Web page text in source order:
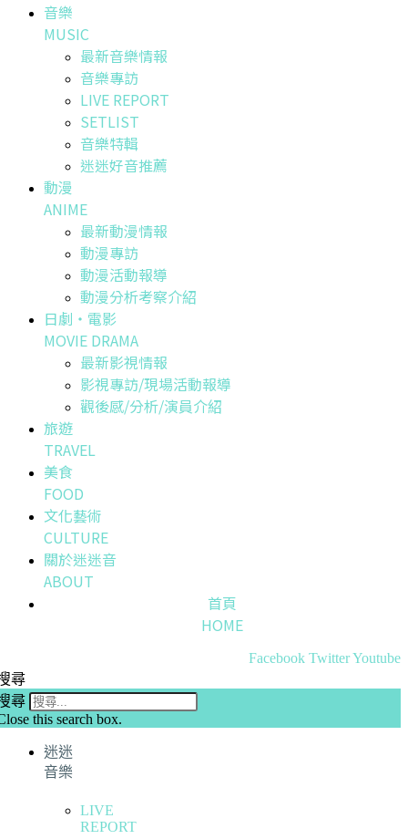
音樂
MUSIC
最新音樂情報
音樂專訪
LIVE REPORT
SETLIST
音樂特輯
迷迷好音推薦
動漫
ANIME
最新動漫情報
動漫專訪
動漫活動報導
動漫分析考察介紹
日劇・電影
MOVIE DRAMA
最新影視情報
影視專訪/現場活動報導
觀後感/分析/演員介紹
旅遊
TRAVEL
美食
FOOD
文化藝術
CULTURE
關於迷迷音
ABOUT
首頁
HOME
Facebook TwitterYoutube
尋
尋
this search box.
迷迷
音樂
LIVE
REPORT